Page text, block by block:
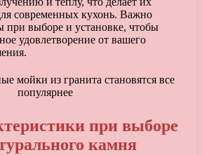
современных кухонь. Важно
при выборе и установке, чтобы
удовлетворение от вашего
при выборе
камня